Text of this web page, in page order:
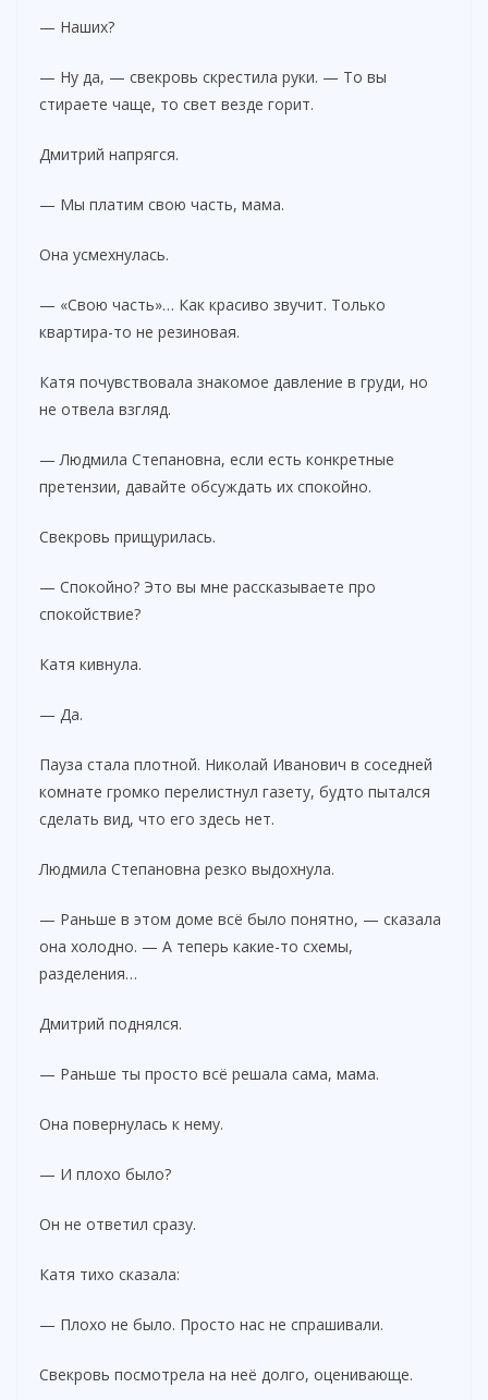
— Наших?
— Ну да, — свекровь скрестила руки. — То вы
стираете чаще, то свет везде горит.
Дмитрий напрягся.
— Мы платим свою часть, мама.
Она усмехнулась.
— «Свою часть»… Как красиво звучит. Только
квартира-то не резиновая.
Катя почувствовала знакомое давление в груди, но
не отвела взгляд.
— Людмила Степановна, если есть конкретные
претензии, давайте обсуждать их спокойно.
Свекровь прищурилась.
— Спокойно? Это вы мне рассказываете про
спокойствие?
Катя кивнула.
— Да.
Пауза стала плотной. Николай Иванович в соседней
комнате громко перелистнул газету, будто пытался
сделать вид, что его здесь нет.
Людмила Степановна резко выдохнула.
— Раньше в этом доме всё было понятно, — сказала
она холодно. — А теперь какие-то схемы,
разделения…
Дмитрий поднялся.
— Раньше ты просто всё решала сама, мама.
Она повернулась к нему.
— И плохо было?
Он не ответил сразу.
Катя тихо сказала:
— Плохо не было. Просто нас не спрашивали.
Свекровь посмотрела на неё долго, оценивающе.